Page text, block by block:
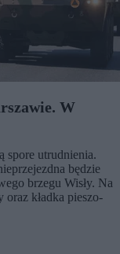
W
spore utrudnienia.
będzie
brzegu Wisły. Na
oraz kładka pieszo-